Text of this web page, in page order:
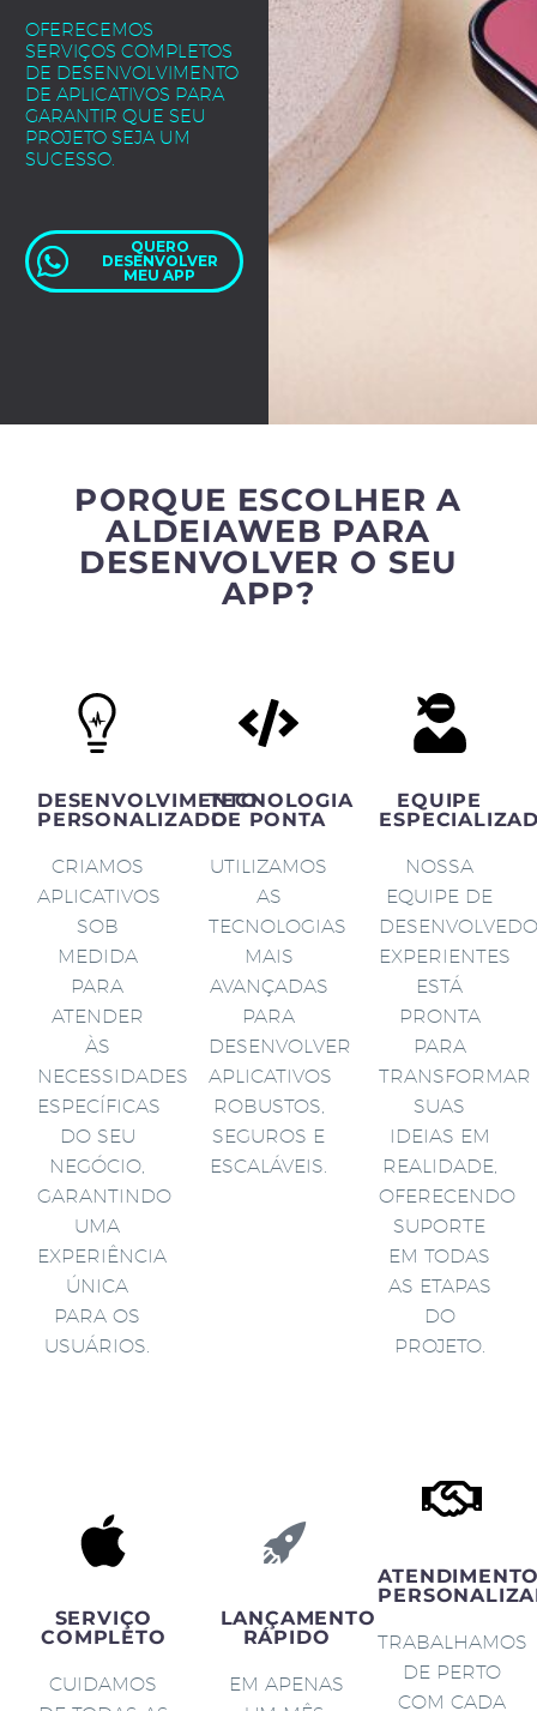
OFERECEMOS
SERVIÇOS COMPLETOS
DE DESENVOLVIMENTO
DE APLICATIVOS PARA
GARANTIR QUE SEU
PROJETO SEJA UM
SUCESSO.
QUERO
DESENVOLVER
MEU APP
PORQUE ESCOLHER A
ALDEIAWEB PARA
DESENVOLVER O SEU
APP?
DESENVOLVIMENTO
PERSONALIZADO
CRIAMOS
APLICATIVOS
SOB
MEDIDA
PARA
ATENDER
ÀS
NECESSIDADES
ESPECÍFICAS
DO SEU
NEGÓCIO,
GARANTINDO
UMA
EXPERIÊNCIA
ÚNICA
PARA OS
USUÁRIOS.
TECNOLOGIA
DE PONTA
UTILIZAMOS
AS
TECNOLOGIAS
MAIS
AVANÇADAS
PARA
DESENVOLVER
APLICATIVOS
ROBUSTOS,
SEGUROS E
ESCALÁVEIS.
EQUIPE
NOSSA
EQUIPE DE
EXPERIENTES
ESTÁ
PRONTA
PARA
TRANSFORMAR
SUAS
IDEIAS EM
REALIDADE,
OFERECENDO
SUPORTE
EM TODAS
AS ETAPAS
DO
PROJETO.
SERVIÇO
COMPLETO
CUIDAMOS
LANÇAMENTO
RÁPIDO
EM APENAS
TRABALHAMOS
DE PERTO
COM CADA